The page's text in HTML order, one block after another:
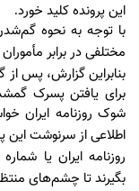
این پرونده کلید خورد.
با توجه به نحوه
مختلفی در برابر
بنابراین گزارش، پس
برای یافتن پسرک
شوک روزنامه ایران
اطلاعی از سرنوشت این
روزنامه ایران یا شماره
بگیرند تا چشم‌های